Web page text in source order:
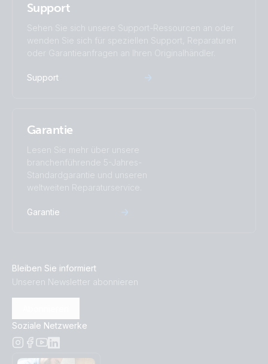
Support
Sehen Sie sich unsere Support-Ressourcen an oder
wenden Sie sich für speziellen Support, Reparaturen
oder Garantieanfragen an Ihren Originalhändler.
Support
Garantie
Lesen Sie mehr über unsere
branchenführende 5-Jahres-
Standardgarantie und unseren
weltweiten Reparaturservice.
Garantie
Bleiben Sie informiert
Unseren Newsletter abonnieren
Soziale Netzwerke